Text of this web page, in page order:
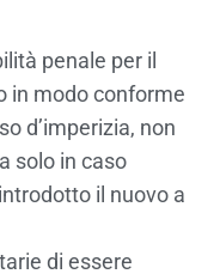
penale per il
in modo conforme
d’imperizia, non
solo in caso
il nuovo a
di essere